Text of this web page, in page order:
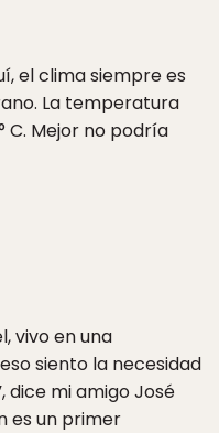
el clima siempre es
La temperatura
C. Mejor no podría
vivo en una
siento la necesidad
dice mi amigo José
es un primer